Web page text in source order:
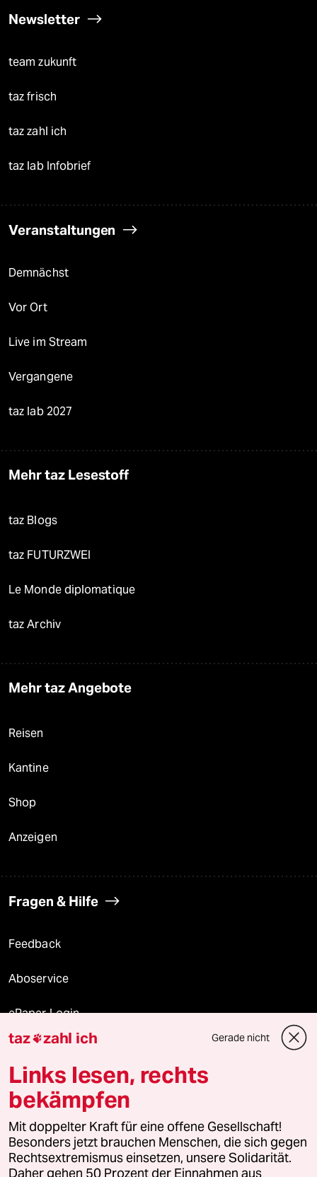
Newsletter
team zukunft
taz frisch
taz zahl ich
taz lab Infobrief
Veranstaltungen
Demnächst
Vor Ort
Live im Stream
Vergangene
taz lab 2027
Mehr taz Lesestoff
taz Blogs
taz FUTURZWEI
Le Monde diplomatique
taz Archiv
Mehr taz Angebote
Reisen
Kantine
Shop
Anzeigen
Fragen & Hilfe
Feedback
Aboservice
ePaper Login
Downloads für Abonnierende
© 2026 taz Verlags und Vertriebs GmbH
Alle Rechte vorbehalten. Bei rechtlichen Fragen oder für Genehmigungen
wenden Sie sich bitte an
lizenzen@taz.de
taz zahl ich Gerade nicht
Links lesen, rechts
bekämpfen
Mit doppelter Kraft für eine offene Gesellschaft!
Besonders jetzt brauchen Menschen, die sich gegen
Rechtsextremismus einsetzen, unsere Solidarität.
Daher gehen 50 Prozent der Einnahmen aus